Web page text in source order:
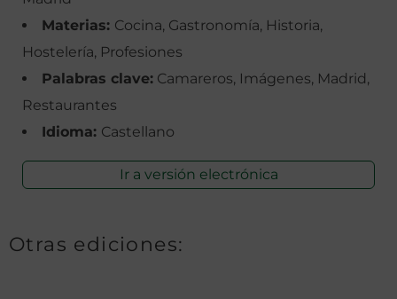
Materias: Cocina, Gastronomía, Historia,
Hostelería, Profesiones
Palabras clave: Camareros, Imágenes, Madrid,
Restaurantes
Idioma: Castellano
Ir a versión electrónica
Otras ediciones: